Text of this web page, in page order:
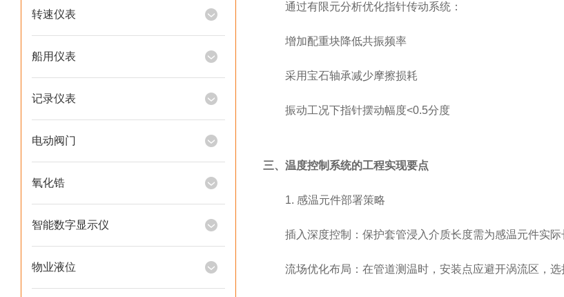
转速仪表
船用仪表
记录仪表
电动阀门
氧化锆
智能数字显示仪
物业液位
通过有限元分析优化指针传动系统：
增加配重块降低共振频率
采用宝石轴承减少摩擦损耗
振动工况下指针摆动幅度<0.5分度
三、温度控制系统的工程实现要点
1. 感温元件部署策略
插入深度控制：保护套管浸入介质长度需为感温元件实际
流场优化布局：在管道测温时，安装点应避开涡流区，选